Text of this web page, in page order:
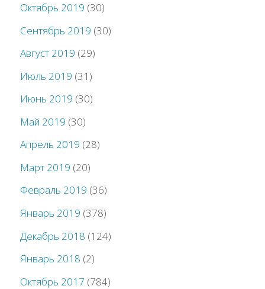
Октябрь 2019 (30)
Сентябрь 2019 (30)
Август 2019 (29)
Июль 2019 (31)
Июнь 2019 (30)
Май 2019 (30)
Апрель 2019 (28)
Март 2019 (20)
Февраль 2019 (36)
Январь 2019 (378)
Декабрь 2018 (124)
Январь 2018 (2)
Октябрь 2017 (784)